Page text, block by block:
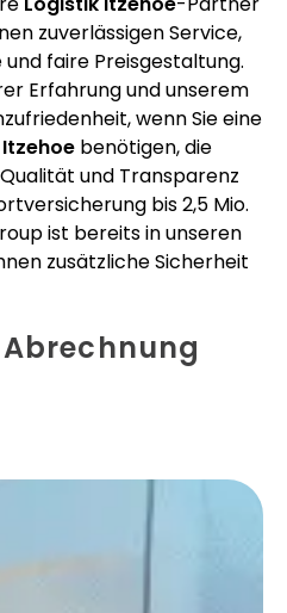
zuverlässigen Service,
faire Preisgestaltung.
Erfahrung und unserem
wenn Sie eine
benötigen, die
und Transparenz
bis 2,5 Mio.
ist bereits in unseren
zusätzliche Sicherheit